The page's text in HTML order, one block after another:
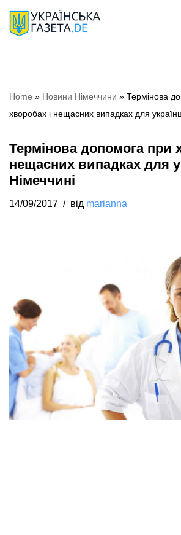
Перейти
Home » Новини Німеччини » Термінова
хворобах і нещасних випадках для
Термінова допомога при
нещасних випадках для
Німеччині
14/09/2017 від marianna